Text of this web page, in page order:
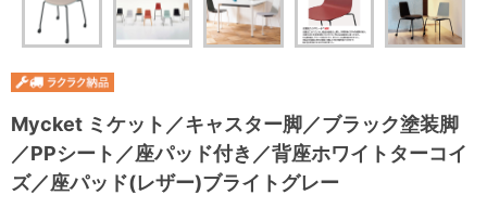
Mycket ミケット／キャスター脚／ブラック塗装脚
／PPシート／座パッド付き／背座ホワイトターコイ
ズ／座パッド(レザー)ブライトグレー